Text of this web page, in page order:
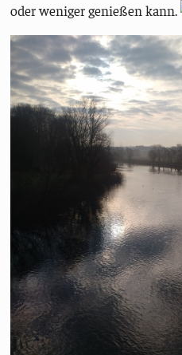
oder weniger genießen kann.